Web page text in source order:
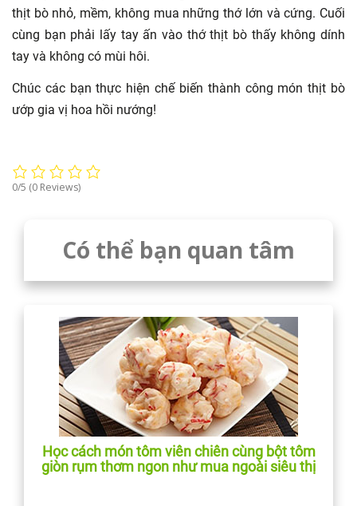
thịt bò nhỏ, mềm, không mua những thớ lớn và cứng. Cuối
cùng bạn phải lấy tay ấn vào thớ thịt bò thấy không dính
tay và không có mùi hôi.
Chúc các bạn thực hiện chế biến thành công món thịt bò
ướp gia vị hoa hồi nướng!
0/5 (0 Reviews)
Có thể bạn quan tâm
Học cách món tôm viên chiên cùng bột tôm
giòn rụm thơm ngon như mua ngoài siêu thị